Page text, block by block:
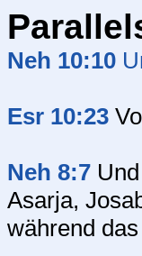
Neh 10:10
Esr 10:23
Neh 8:7
Asarja,
während